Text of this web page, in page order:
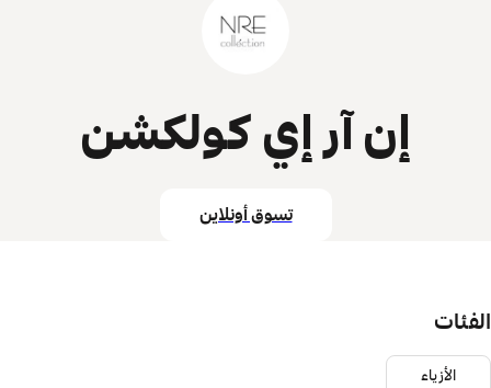
إن آر إي كولكشن
تسوق أونلاين
الفئات
الأزياء